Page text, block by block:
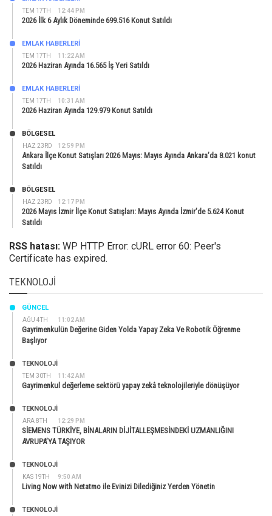
TEM 17TH 12:44 PM
2026 İlk 6 Aylık Döneminde 699.516 Konut Satıldı
TEM 17TH 11:22 AM
EMLAK HABERLERI
2026 Haziran Ayında 16.565 İş Yeri Satıldı
TEM 17TH 10:31 AM
EMLAK HABERLERI
2026 Haziran Ayında 129.979 Konut Satıldı
HAZ 23RD 12:59 PM
BÖLGESEL
Ankara İlçe Konut Satışları 2026 Mayıs: Mayıs Ayında Ankara’da 8.021 konut
Satıldı
HAZ 23RD 12:17 PM
BÖLGESEL
2026 Mayıs İzmir İlçe Konut Satışları: Mayıs Ayında İzmir’de 5.624 Konut
Satıldı
RSS hatası: WP HTTP Error: cURL error 60: Peer's
Certificate has expired.
TEKNOLOJI
AĞU 4TH 11:02 AM
GÜNCEL
Gayrimenkulün Değerine Giden Yolda Yapay Zeka Ve Robotik Öğrenme
Başlıyor
TEM 30TH 11:42 AM
TEKNOLOJİ
Gayrimenkul değerleme sektörü yapay zekâ teknolojileriyle dönüşüyor
ARA 8TH 12:29 PM
TEKNOLOJİ
SİEMENS TÜRKİYE, BİNALARIN DİJİTALLEŞMESİNDEKİ UZMANLIĞINI
AVRUPA’YA TAŞIYOR
KAS 19TH 9:50 AM
TEKNOLOJİ
Living Now with Netatmo ile Evinizi Dilediğiniz Yerden Yönetin
TEKNOLOJİ